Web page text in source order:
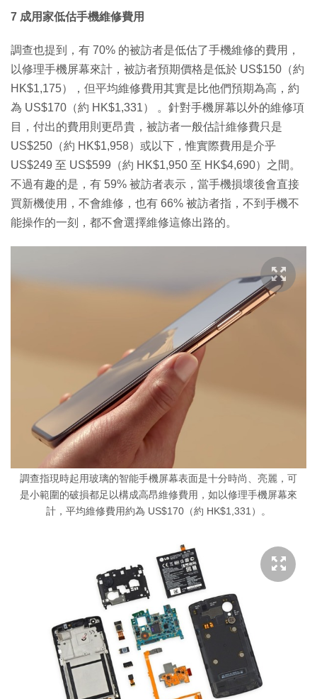
7 成用家低估手機維修費用
調查也提到，有 70% 的被訪者是低估了手機維修的費用，
以修理手機屏幕來計，被訪者預期價格是低於 US$150（約
HK$1,175），但平均維修費用其實是比他們預期為高，約
為 US$170（約 HK$1,331） 。針對手機屏幕以外的維修項
目，付出的費用則更昂貴，被訪者一般估計維修費只是
US$250（約 HK$1,958）或以下，惟實際費用是介乎
US$249 至 US$599（約 HK$1,950 至 HK$4,690）之間。
不過有趣的是，有 59% 被訪者表示，當手機損壞後會直接
買新機使用，不會維修，也有 66% 被訪者指，不到手機不
能操作的一刻，都不會選擇維修這條出路的。
調查指現時起用玻璃的智能手機屏幕表面是十分時尚、亮麗，可
是小範圍的破損都足以構成高昂維修費用，如以修理手機屏幕來
計，平均維修費用約為 US$170（約 HK$1,331）。